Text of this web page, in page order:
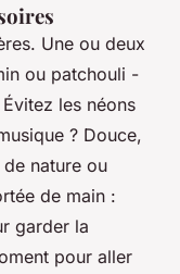
Une ou deux
ou patchouli -
les néons
? Douce,
nature ou
de main :
garder la
pour aller